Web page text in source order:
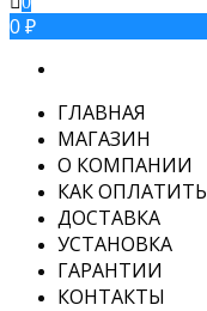
0 ₽
ГЛАВНАЯ
МАГАЗИН
О КОМПАНИИ
КАК ОПЛАТИТЬ
ДОСТАВКА
УСТАНОВКА
ГАРАНТИИ
КОНТАКТЫ